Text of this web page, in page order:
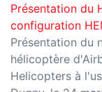
Présentation du
configuration
Présentation du
hélicoptère
Helicopters à